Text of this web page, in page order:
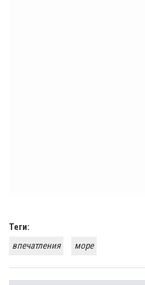
Теги:
впечатления
море